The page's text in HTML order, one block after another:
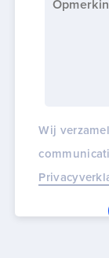
Wij